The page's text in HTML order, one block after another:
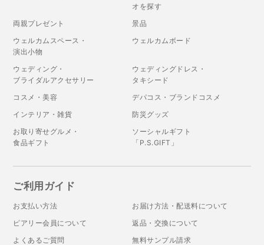
オを探す
両親プレゼント
景品
ウェルカムスペース・
演出小物
ウェルカムボード
ウェディング・
ブライダルアクセサリー
ウェディングドレス・
タキシード
コスメ・美容
デパコス・ブランドコスメ
インテリア・雑貨
防災グッズ
お取り寄せグルメ・
食品ギフト
ソーシャルギフト
「P.S.GIFT」
ご利用ガイド
お支払い方法
お届け方法・配送料について
ピアリー会員について
返品・交換について
よくあるご質問
無料サンプル請求